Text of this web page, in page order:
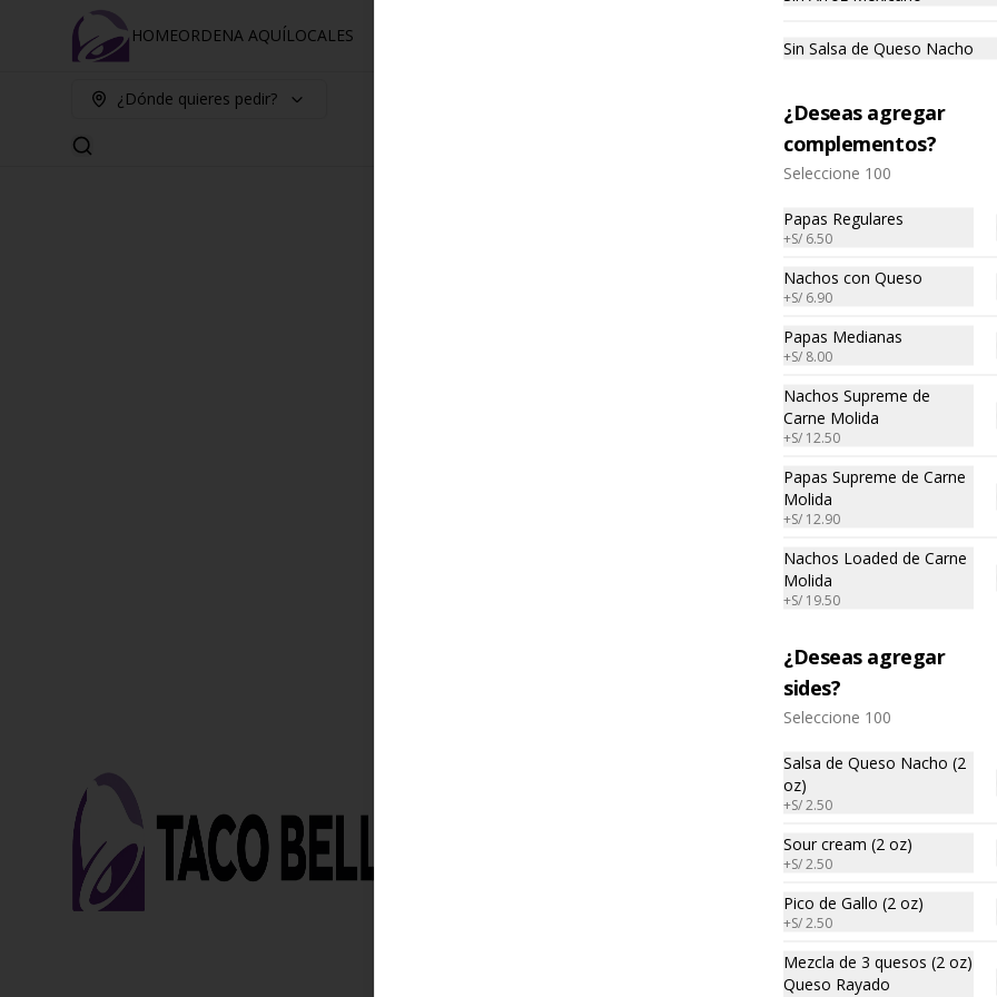
HOMEORDENA AQUÍLOCALES
¿Dónde quieres pedir?
No hay productos en el menú
Redes sociales
Instagram
Facebook
Política de
Haga clic en
este sitio,
Sin Salsa de Queso Nacho
¿Deseas agregar
complementos?
Seleccione 100
Papas Regulares
+S/ 6.50
Nachos con Queso
+S/ 6.90
Papas Medianas
+S/ 8.00
Nachos Supreme de
Carne Molida
+S/ 12.50
Papas Supreme de Carne
Molida
+S/ 12.90
Nachos Loaded de Carne
Molida
+S/ 19.50
¿Deseas agregar
sides?
Seleccione 100
Salsa de Queso Nacho (2
oz)
+S/ 2.50
Sour cream (2 oz)
+S/ 2.50
Pico de Gallo (2 oz)
+S/ 2.50
Mezcla de 3 quesos (2 oz)
Queso Rayado